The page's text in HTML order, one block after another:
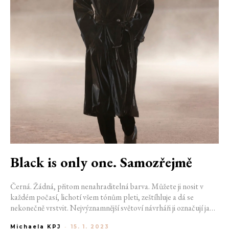
Black is only one. Samozřejmě
Černá. Žádná, přitom nenahraditelná barva. Můžete ji nosit v
každém počasí, lichotí všem tónům pleti, zeštíhluje a dá se
nekonečně vrstvit. Nejvýznamnější světoví návrháři ji označují jako
Michaela KPJ - 15. 1. 2023